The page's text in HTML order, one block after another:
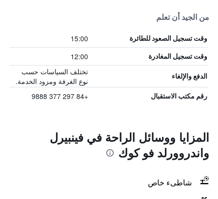
من الجيد أن تعلم
وقت تسجيل الصعود للطائرة 15:00
وقت تسجيل المغادرة 12:00
الدفع والإلغاء
تختلف السياسات حسب
نوع الغرفة ومزود الخدمة.
رقم مكتب الاستقبال +84 297 377 9888
المزايا ووسائل الراحة في فينبيرل
واندروورلد فو كوك
شاطىء خاص